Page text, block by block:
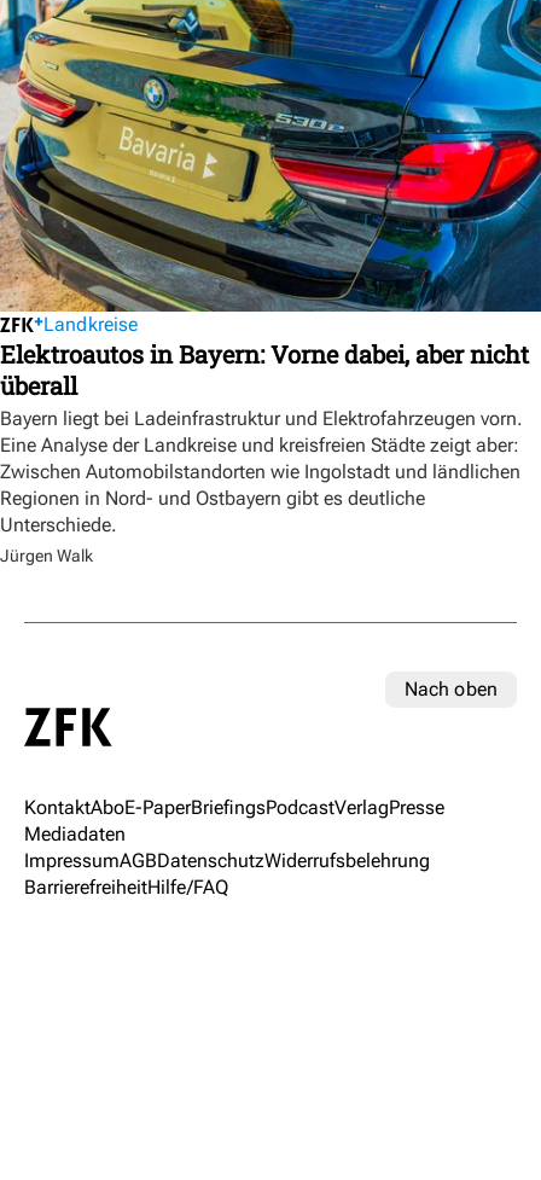
Landkreise
Elektroautos in Bayern: Vorne dabei, aber nicht
überall
Bayern liegt bei Ladeinfrastruktur und Elektrofahrzeugen vorn.
Eine Analyse der Landkreise und kreisfreien Städte zeigt aber:
Zwischen Automobilstandorten wie Ingolstadt und ländlichen
Regionen in Nord- und Ostbayern gibt es deutliche
Unterschiede.
Jürgen Walk
Nach oben
KontaktAboE-PaperBriefingsPodcastVerlagPresse
Mediadaten
ImpressumAGBDatenschutzWiderrufsbelehrung
BarrierefreiheitHilfe/FAQ